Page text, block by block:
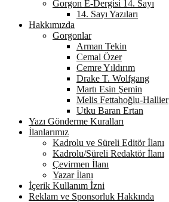
Gorgon E-Dergisi 14. Sayı
14. Sayı Yazıları
Hakkımızda
Gorgonlar
Arman Tekin
Cemal Özer
Cemre Yıldırım
Drake T. Wolfgang
Martı Esin Şemin
Melis Fettahoğlu-Hallier
Utku Baran Ertan
Yazı Gönderme Kuralları
İlanlarımız
Kadrolu ve Süreli Editör İlanı
Kadrolu/Süreli Redaktör İlanı
Çevirmen İlanı
Yazar İlanı
İçerik Kullanım İzni
Reklam ve Sponsorluk Hakkında